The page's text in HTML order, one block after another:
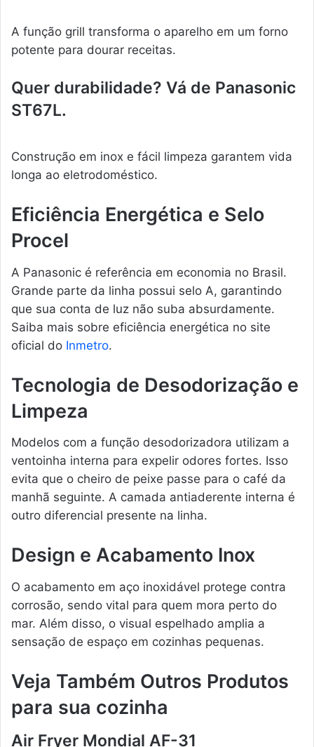
A função grill transforma o aparelho em um forno
potente para dourar receitas.
Quer durabilidade? Vá de Panasonic
ST67L.
Construção em inox e fácil limpeza garantem vida
longa ao eletrodoméstico.
Eficiência Energética e Selo
Procel
A Panasonic é referência em economia no Brasil.
Grande parte da linha possui selo A, garantindo
que sua conta de luz não suba absurdamente.
Saiba mais sobre eficiência energética no site
oficial do Inmetro.
Tecnologia de Desodorização e
Limpeza
Modelos com a função desodorizadora utilizam a
ventoinha interna para expelir odores fortes. Isso
evita que o cheiro de peixe passe para o café da
manhã seguinte. A camada antiaderente interna é
outro diferencial presente na linha.
Design e Acabamento Inox
O acabamento em aço inoxidável protege contra
corrosão, sendo vital para quem mora perto do
mar. Além disso, o visual espelhado amplia a
sensação de espaço em cozinhas pequenas.
Veja Também Outros Produtos
para sua cozinha
Air Fryer Mondial AF-31